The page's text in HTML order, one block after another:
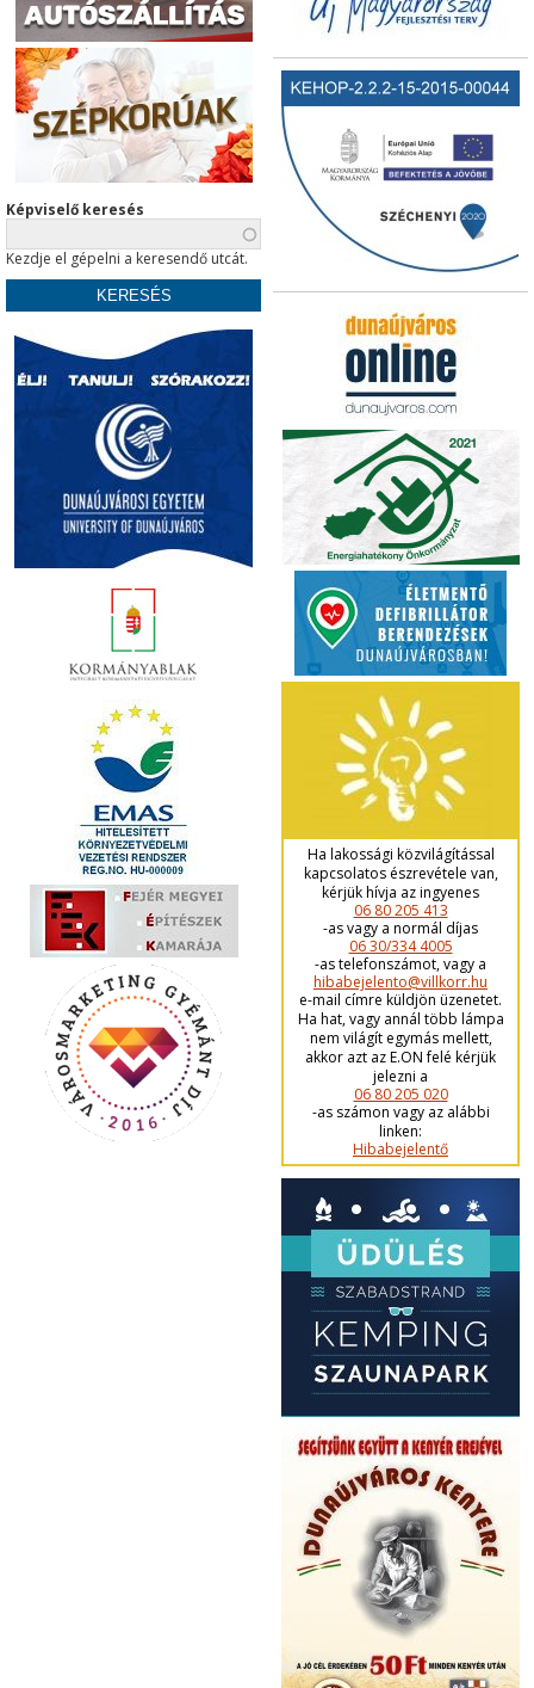
Képviselő keresés
Kezdje el gépelni a keresendő utcát.
Ha lakossági közvilágítással
kapcsolatos észrevétele van,
kérjük hívja az ingyenes
06 80 205 413
-as vagy a normál díjas
06 30/334 4005
-as telefonszámot, vagy a
hibabejelento@villkorr.hu
e-mail címre küldjön üzenetet.
Ha hat, vagy annál több lámpa
nem világít egymás mellett,
akkor azt az E.ON felé kérjük
jelezni a
06 80 205 020
-as számon vagy az alábbi
linken:
Hibabejelentő